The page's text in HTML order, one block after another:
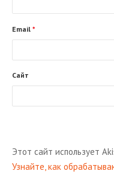
Email *
Сайт
Этот сайт использует
Узнайте, как